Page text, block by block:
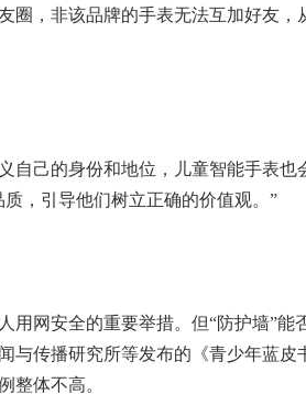
，非该品牌的手表无法互加好友，
己的身份和地位，儿童智能手表也
，引导他们树立正确的价值观。”
网安全的重要举措。但“防护墙”能
传播研究所等发布的《青少年蓝皮
整体不高。